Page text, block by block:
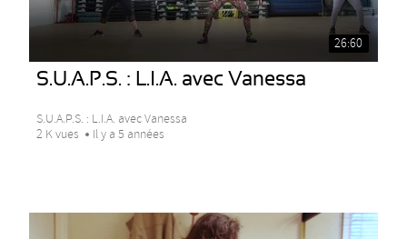
26:60
S.U.A.P.S. : L.I.A. avec Vanessa
S.U.A.P.S. : L.I.A. avec Vanessa
2 K vues
Il y a 5 années